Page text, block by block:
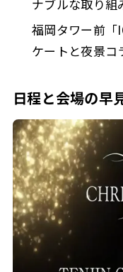
ナブルな取り組
福岡タワー前「
ケートと夜景コ
日程と会場の早